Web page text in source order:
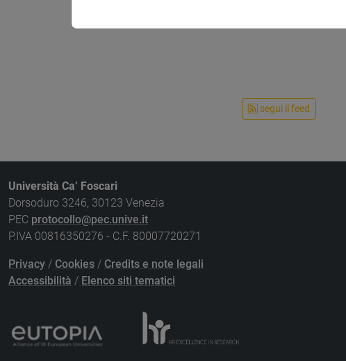
segui il feed
Università Ca’ Foscari
Dorsoduro 3246, 30123 Venezia
PEC protocollo@pec.unive.it
P.IVA 00816350276 - C.F. 80007720271
Privacy / Cookies / Credits e note legali
Accessibilità / Elenco siti tematici